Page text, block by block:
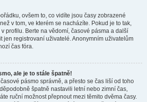
ovšem to, co vidíte jsou časy zobrazené
v tom, ve kterém se nacházíte. Pokud je to tak,
profilu. Berte na vědomí, časové pásma a další
jen registrovaní uživatelé. Anonymním uživatelům
čas fóra.
ale je to stále špatně!
pásmo správně, a přesto se čas liší od toho
špatně nastavili letní nebo zimní čas,
ruční možnost přepnout mezi těmito dvěma časy.